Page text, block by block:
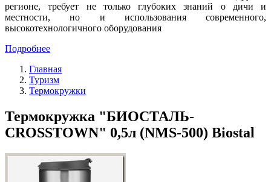
регионе, требует не только глубоких знаний о дичи и
местности, но и использования современного,
высокотехнологичного оборудования
Подробнее
Главная
Туризм
Термокружки
Термокружка "БИОСТАЛЬ-
CROSSTOWN" 0,5л (NMS-500) Biostal